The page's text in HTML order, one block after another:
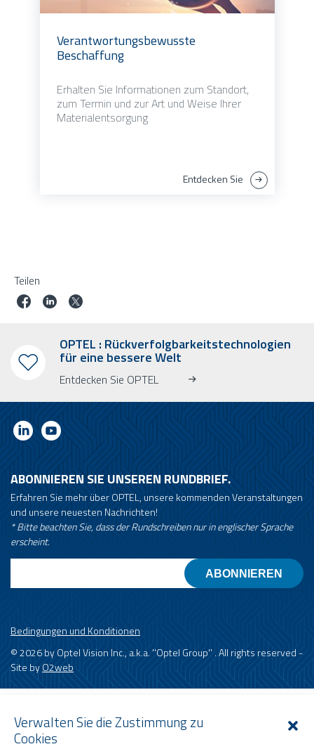
Verwalten Sie die Zustimmung zu
Cookies
Verantwortungsbewusste
Beschaffung
Erhalten Sie Informationen zum Standort,
zum Termin und zur Art und Weise Ihrer
Materialentsorgung
Entdecken Sie
Teilen
OPTEL : Rückverfolgbarkeitstechnologien
für eine bessere Welt
Entdecken Sie OPTEL
ABONNIEREN SIE UNSEREN RUNDBRIEF.
Erfahren Sie mehr über OPTEL, unsere kommenden Veranstaltungen
und unsere neuesten Nachrichten!
* Bitte beachten Sie, dass der Rundschreiben nur in englischer Sprache
erscheint.
Bedingungen und Konditionen
© 2026 by Optel Vision Inc., a.k.a. ''Optel Group'' . All rights reserved -
Site byO2web